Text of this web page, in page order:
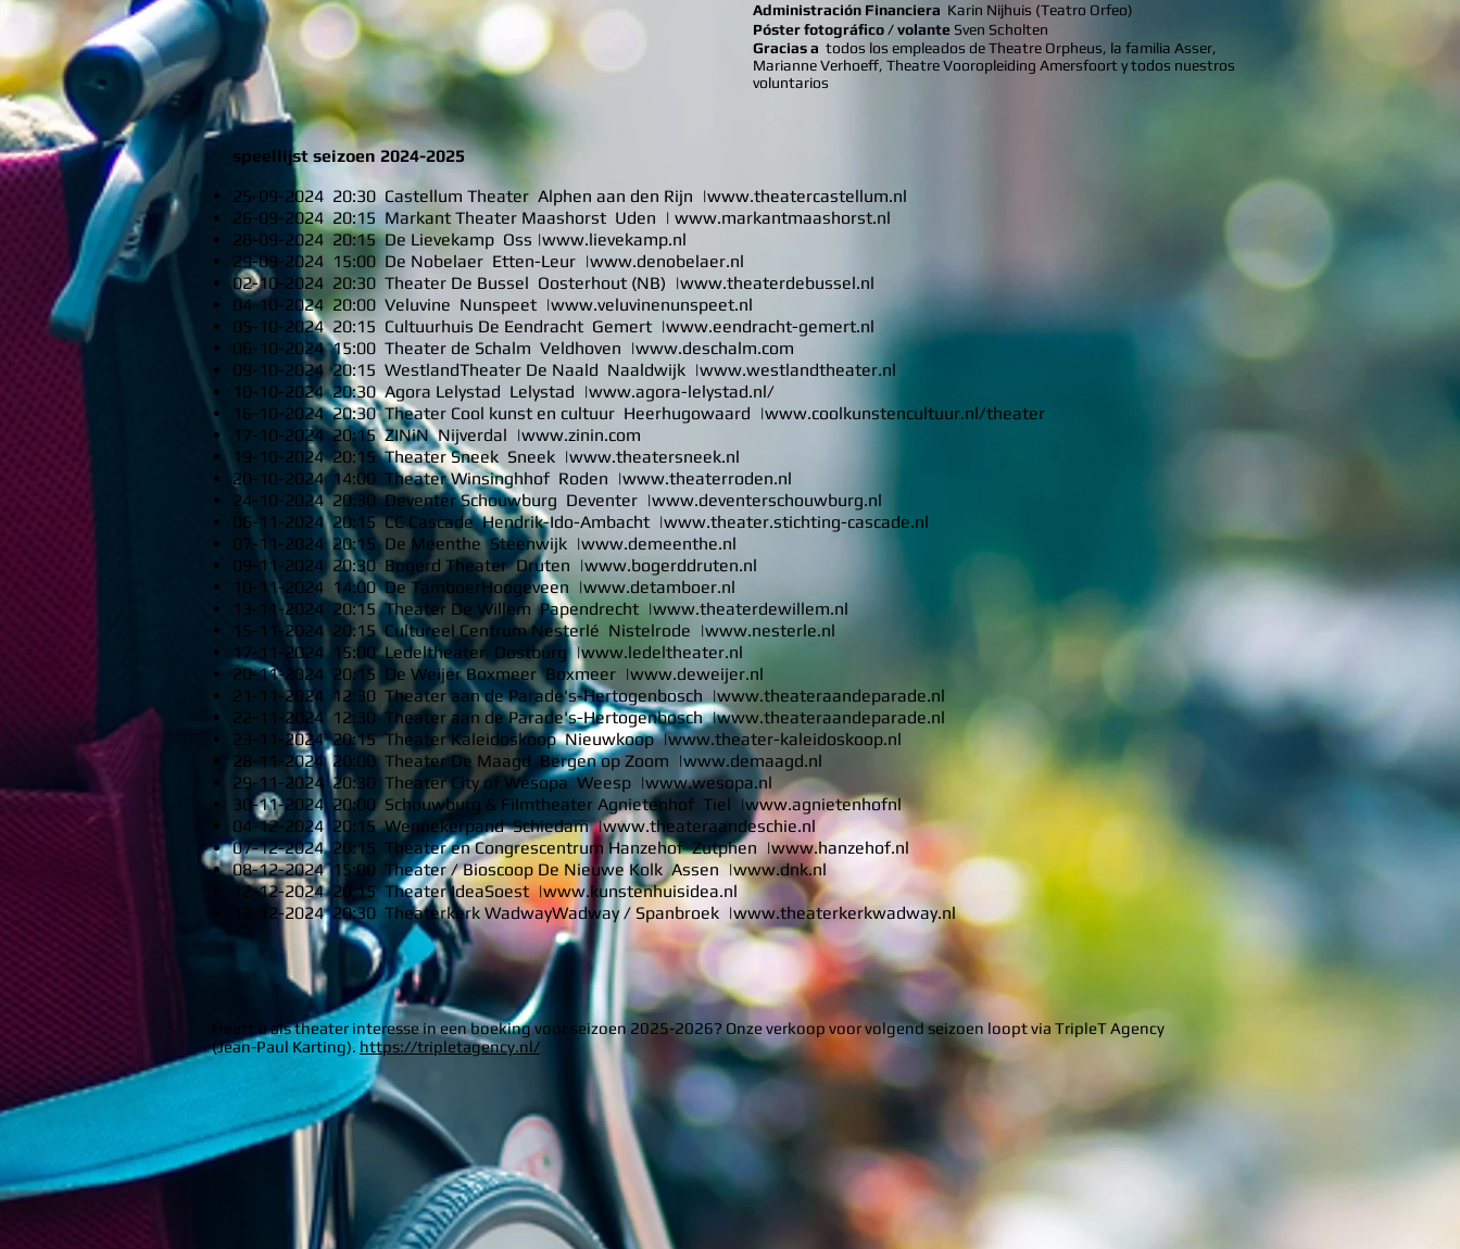
Administración Financiera Karin Nijhuis (Teatro Orfeo)
Póster fotográfico / volante Sven Scholten
Gracias a todos los empleados de Theatre Orpheus, la familia Asser,
Marianne Verhoeff, Theatre Vooropleiding Amersfoort y todos nuestros
voluntarios
speellijst seizoen 2024-2025
25-09-2024 20:30 Castellum Theater Alphen aan den Rijn |www.theatercastellum.nl
26-09-2024 20:15 Markant Theater Maashorst Uden | www.markantmaashorst.nl
28-09-2024 20:15 De Lievekamp Oss |www.lievekamp.nl
29-09-2024 15:00 De Nobelaer Etten-Leur |www.denobelaer.nl
02-10-2024 20:30 Theater De Bussel Oosterhout (NB) |www.theaterdebussel.nl
04-10-2024 20:00 Veluvine Nunspeet |www.veluvinenunspeet.nl
05-10-2024 20:15 Cultuurhuis De Eendracht Gemert |www.eendracht-gemert.nl
06-10-2024 15:00 Theater de Schalm Veldhoven |www.deschalm.com
09-10-2024 20:15 WestlandTheater De Naald Naaldwijk |www.westlandtheater.nl
10-10-2024 20:30 Agora Lelystad Lelystad |www.agora-lelystad.nl/
16-10-2024 20:30 Theater Cool kunst en cultuur Heerhugowaard |www.coolkunstencultuur.nl/theater
17-10-2024 20:15 ZINiN Nijverdal |www.zinin.com
19-10-2024 20:15 Theater Sneek Sneek |www.theatersneek.nl
20-10-2024 14:00 Theater Winsinghhof Roden |www.theaterroden.nl
24-10-2024 20:30 Deventer Schouwburg Deventer |www.deventerschouwburg.nl
06-11-2024 20:15 CC Cascade Hendrik-Ido-Ambacht |www.theater.stichting-cascade.nl
07-11-2024 20:15 De Meenthe Steenwijk |www.demeenthe.nl
09-11-2024 20:30 Bogerd Theater Druten |www.bogerddruten.nl
10-11-2024 14:00 De TamboerHoogeveen |www.detamboer.nl
13-11-2024 20:15 Theater De Willem Papendrecht |www.theaterdewillem.nl
15-11-2024 20:15 Cultureel Centrum Nesterlé Nistelrode |www.nesterle.nl
17-11-2024 15:00 Ledeltheater Oostburg |www.ledeltheater.nl
20-11-2024 20:15 De Weijer Boxmeer Boxmeer |www.deweijer.nl
21-11-2024 12:30 Theater aan de Parade's-Hertogenbosch |www.theateraandeparade.nl
22-11-2024 12:30 Theater aan de Parade's-Hertogenbosch |www.theateraandeparade.nl
23-11-2024 20:15 Theater Kaleidoskoop Nieuwkoop |www.theater-kaleidoskoop.nl
28-11-2024 20:00 Theater De Maagd Bergen op Zoom |www.demaagd.nl
29-11-2024 20:30 Theater City of Wesopa Weesp |www.wesopa.nl
30-11-2024 20:00 Schouwburg & Filmtheater Agnietenhof Tiel |www.agnietenhofnl
04-12-2024 20:15 Wennekerpand Schiedam |www.theateraandeschie.nl
07-12-2024 20:15 Theater en Congrescentrum Hanzehof Zutphen |www.hanzehof.nl
08-12-2024 15:00 Theater / Bioscoop De Nieuwe Kolk Assen |www.dnk.nl
12-12-2024 20:15 Theater IdeaSoest |www.kunstenhuisidea.nl
13-12-2024 20:30 Theaterkerk WadwayWadway / Spanbroek |www.theaterkerkwadway.nl
Heeft uals theater interesse in een boeking voor seizoen 2025-2026? Onze verkoop voor volgend seizoen loopt via TripleT Agency
(Jean-Paul Karting). https://tripletagency.nl/